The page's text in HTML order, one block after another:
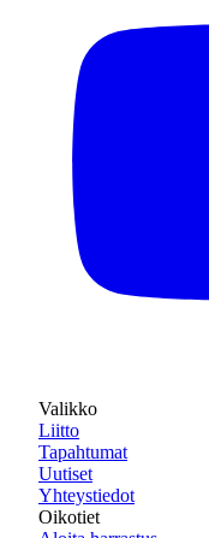
Valikko
Liitto
Tapahtumat
Uutiset
Yhteystiedot
Oikotiet